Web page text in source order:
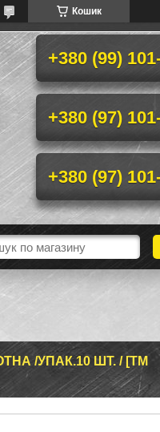
Кошик
+380 (99)
+380 (97)
+380 (97)
/УПАК.10 ШТ. / [ТМ